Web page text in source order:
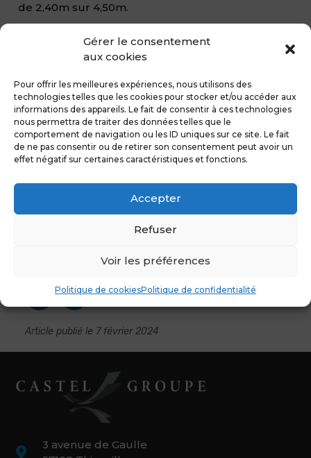
Gérer le consentement
aux cookies
Pour offrir les meilleures expériences, nous utilisons des
technologies telles que les cookies pour stocker et/ou accéder aux
informations des appareils. Le fait de consentir à ces technologies
nous permettra de traiter des données telles que le
comportement de navigation ou les ID uniques sur ce site. Le fait
de ne pas consentir ou de retirer son consentement peut avoir un
effet négatif sur certaines caractéristiques et fonctions.
Accepter
Refuser
Voir les préférences
Politique de cookiesPolitique de confidentialité
de 2,40m sur 4,50m.
Un effet visuel moderne et personnalisable.
Article publié le 7 février 2024
3 avenue de Gaulle